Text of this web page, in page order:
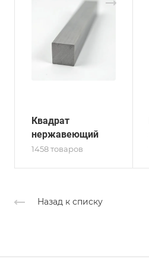
Квадрат
нержавеющий
1458 товаров
Назад к списку